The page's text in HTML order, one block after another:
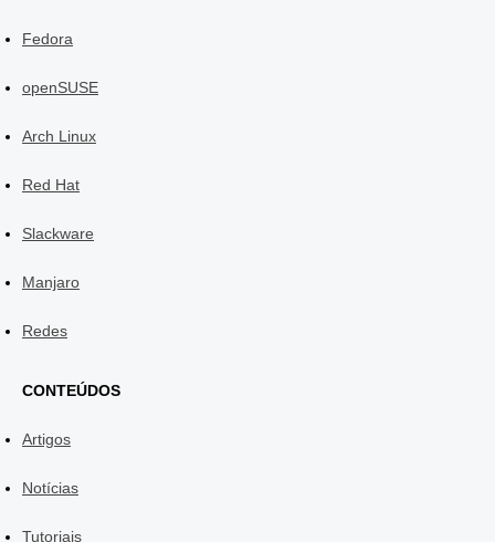
Fedora
openSUSE
Arch Linux
Red Hat
Slackware
Manjaro
Redes
CONTEÚDOS
Artigos
Notícias
Tutoriais